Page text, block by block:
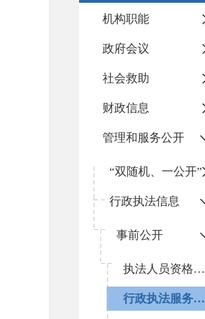
机构职能
政府会议
社会救助
财政信息
管理和服务公开
“双随机、一公开”
行政执法信息
事前公开
执法人员资格清单
行政执法服务指南